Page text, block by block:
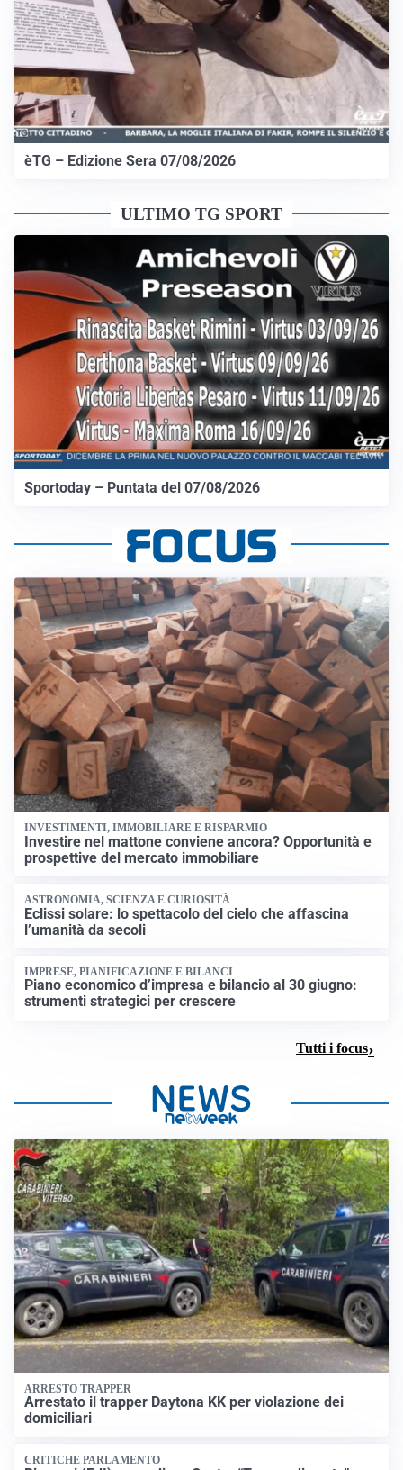
èTG – Edizione Sera 07/08/2026
ULTIMO TG SPORT
Sportoday – Puntata del 07/08/2026
INVESTIMENTI, IMMOBILIARE E RISPARMIO
Investire nel mattone conviene ancora? Opportunità e
prospettive del mercato immobiliare
ASTRONOMIA, SCIENZA E CURIOSITÀ
Eclissi solare: lo spettacolo del cielo che affascina
l’umanità da secoli
IMPRESE, PIANIFICAZIONE E BILANCI
Piano economico d’impresa e bilancio al 30 giugno:
strumenti strategici per crescere
Tutti i focus
ARRESTO TRAPPER
Arrestato il trapper Daytona KK per violazione dei
domiciliari
CRITICHE PARLAMENTO